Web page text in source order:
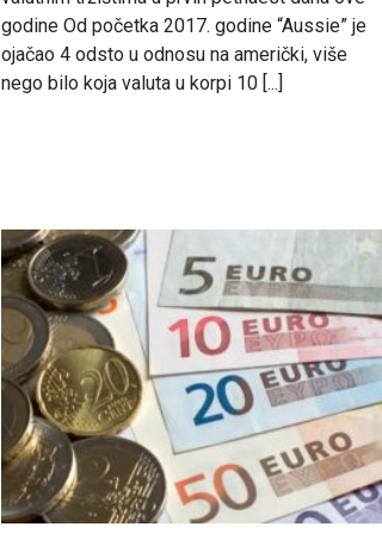
godine Od početka 2017. godine “Aussie” je
ojačao 4 odsto u odnosu na američki, više
nego bilo koja valuta u korpi 10 [...]